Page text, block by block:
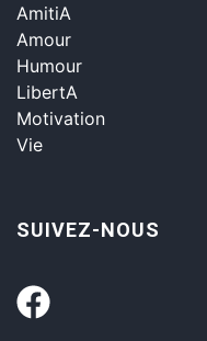
AmitiA
Amour
Humour
LibertA
Motivation
Vie
SUIVEZ-NOUS